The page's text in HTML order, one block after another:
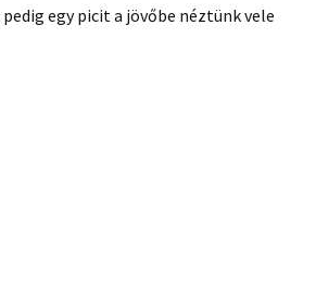
egy picit a jövőbe néztünk vele